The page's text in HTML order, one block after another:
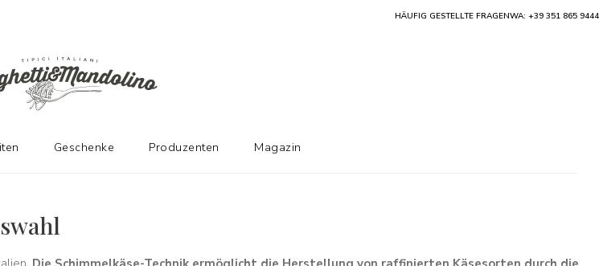
HÄUFIG GESTELLTE FRAGENWA: +39 351 865 9444
Geschenke Produzenten Magazin